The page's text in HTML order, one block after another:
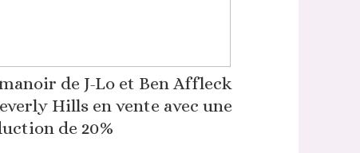
de J-Lo et Ben Affleck
Hills en vente avec une
de 20%